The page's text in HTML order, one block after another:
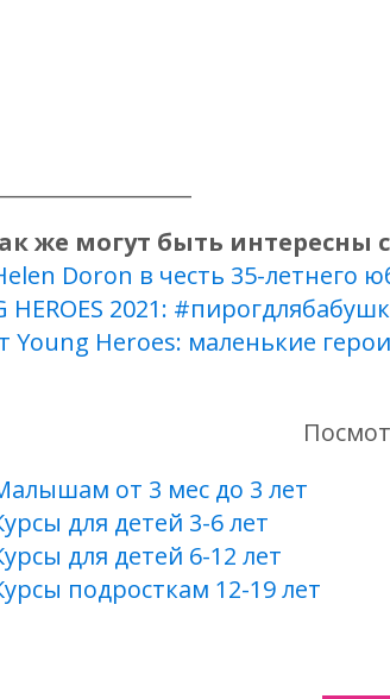
же могут быть интересны
Doron в честь 35-летнего
HEROES 2021:
Young Heroes: маленькие
от 3 мес до 3 лет
для детей 3-6 лет
для детей 6-12 лет
подросткам 12-19 лет